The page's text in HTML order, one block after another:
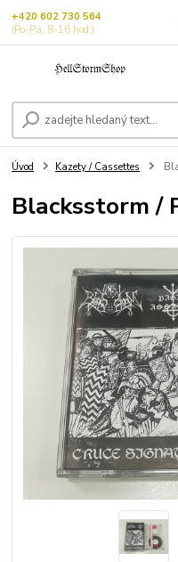
+420 602 730 564
(Po-Pá, 8-16 hod.)
Úvod Kazety / Cassettes
Blacksstorm /